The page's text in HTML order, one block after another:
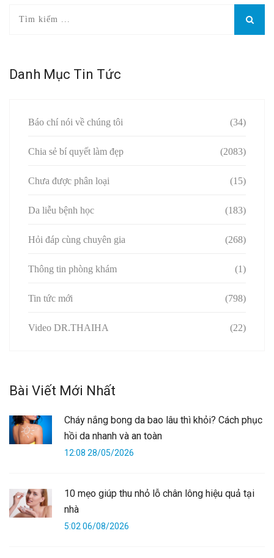
Danh Mục Tin Tức
Báo chí nói về chúng tôi (34)
Chia sẻ bí quyết làm đẹp (2083)
Chưa được phân loại (15)
Da liễu bệnh học (183)
Hỏi đáp cùng chuyên gia (268)
Thông tin phòng khám (1)
Tin tức mới (798)
Video DR.THAIHA (22)
Bài Viết Mới Nhất
Cháy nắng bong da bao lâu thì khỏi? Cách phục
hồi da nhanh và an toàn
12:08 28/05/2026
10 mẹo giúp thu nhỏ lỗ chân lông hiệu quả tại
nhà
5:02 06/08/2026